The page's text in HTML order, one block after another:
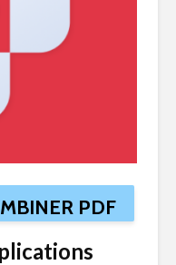
PDF